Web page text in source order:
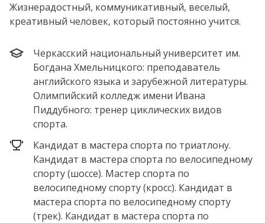
Жизнерадостный, коммуникативный, веселый,
креативный человек, который постоянно учится.
Черкасский национальный университет им.
Богдана Хмельницкого: преподаватель
английского языка и зарубежной литературы.
Олимпийский колледж имени Ивана
Пиддубного: тренер циклических видов
спорта.
Кандидат в мастера спорта по триатлону.
Кандидат в мастера спорта по велосипедному
спорту (шоссе). Мастер спорта по
велосипедному спорту (кросс). Кандидат в
мастера спорта по велосипедному спорту
(трек). Кандидат в мастера спорта по